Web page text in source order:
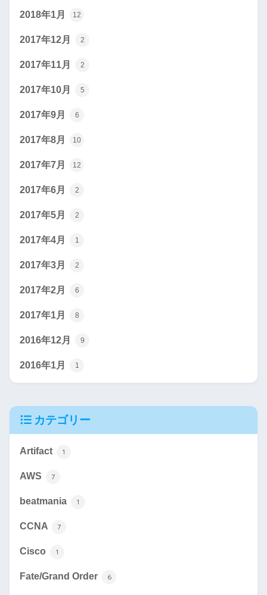
2018年1月 12
2017年12月 2
2017年11月 2
2017年10月 5
2017年9月 6
2017年8月 10
2017年7月 12
2017年6月 2
2017年5月 2
2017年4月 1
2017年3月 2
2017年2月 6
2017年1月 8
2016年12月 9
2016年1月 1
カテゴリー
Artifact 1
AWS 7
beatmania 1
CCNA 7
Cisco 1
Fate/Grand Order 6